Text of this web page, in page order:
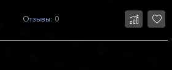
Отзывы: 0